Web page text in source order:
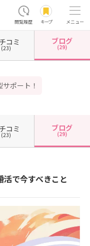
閲覧履歴 キープ メニュー
ボ カウンセラーブログ一覧
ポート！
コミ
(23)
ブログ
(29)
コミ
(23)
ブログ
(29)
で今すべきこと